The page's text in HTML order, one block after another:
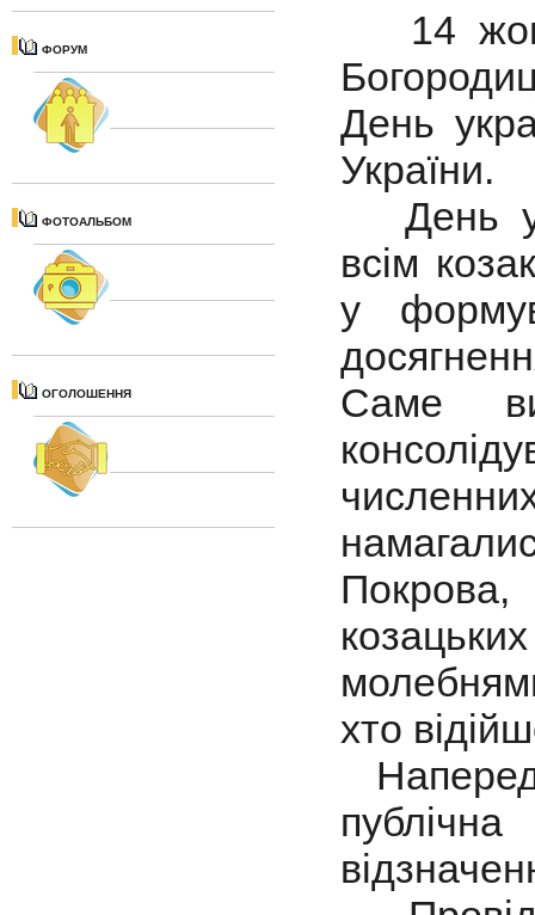
ФОРУМ
ФОТОАЛЬБОМ
ОГОЛОШЕННЯ
14
День
України.
День
всім
у
Саме
хто